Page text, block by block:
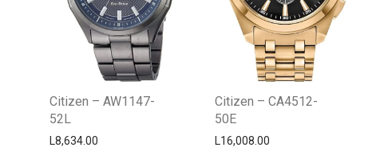
Citizen – AW1147-
52L
L8,634.00
Citizen – CA4512-
50E
L16,008.00